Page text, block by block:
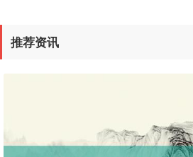
推荐资讯